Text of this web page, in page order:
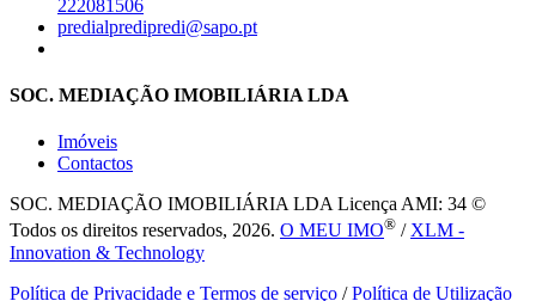
222081506
predialpredipredi@sapo.pt
SOC. MEDIAÇÃO IMOBILIÁRIA LDA
Imóveis
Contactos
SOC. MEDIAÇÃO IMOBILIÁRIA LDA Licença AMI: 34 ©
Todos os direitos reservados, 2026. O MEU IMO® /XLM -
Innovation & Technology
Política de Privacidade e Termos de serviço /Política de Utilização